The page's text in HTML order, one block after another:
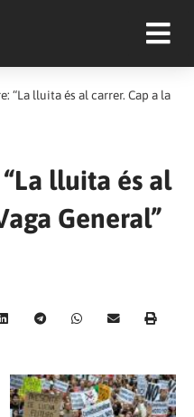
“La lluita és al carrer. Cap a la
lluita és al
General”